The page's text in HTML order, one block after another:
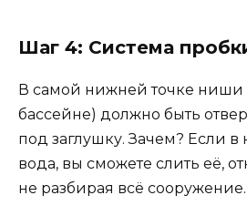
Шаг 4: Система
В самой нижней точке ниши
бассейне) должно быть
под заглушку. Зачем? Если
вода, вы сможете слить её,
не разбирая всё сооружение.